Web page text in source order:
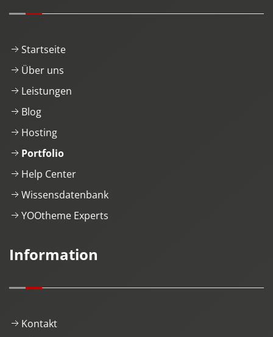
Startseite
Über uns
Leistungen
Blog
Hosting
Portfolio
Help Center
Wissensdatenbank
YOOtheme Experts
Information
Kontakt